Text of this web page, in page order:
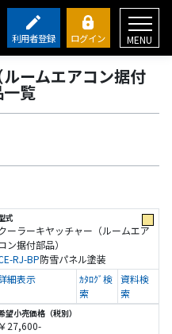
利用者登録 ログイン MENU
ームエアコン据付
覧
ーラーキヤッチャー（ルームエア
ン据付部品）
RJ-BP防雪パネル塗装
￥27,600-
細表示
ｶﾀﾛｸﾞ検
索
資料検
索